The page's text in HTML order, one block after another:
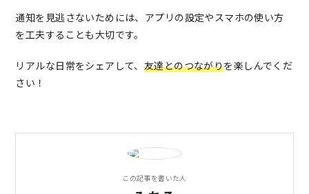
通知を見逃さないためには、アプリの設定やスマホの使い方
を工夫することも大切です。
リアルな日常をシェアして、 友達とのつながりを楽しんでくだ
さい！
この記事を書いた人